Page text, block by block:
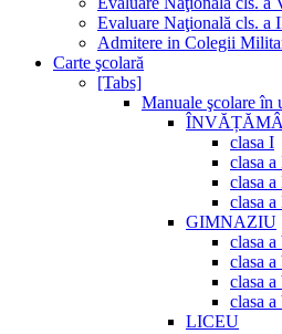
Evaluare Naţională cls. a
Admitere in Colegii
Carte şcolară
[Tabs]
Manuale şcolare în
clasa I
clasa a
clasa
clasa a
GIMNAZIU
clasa a
clasa
clasa
clasa
LICEU